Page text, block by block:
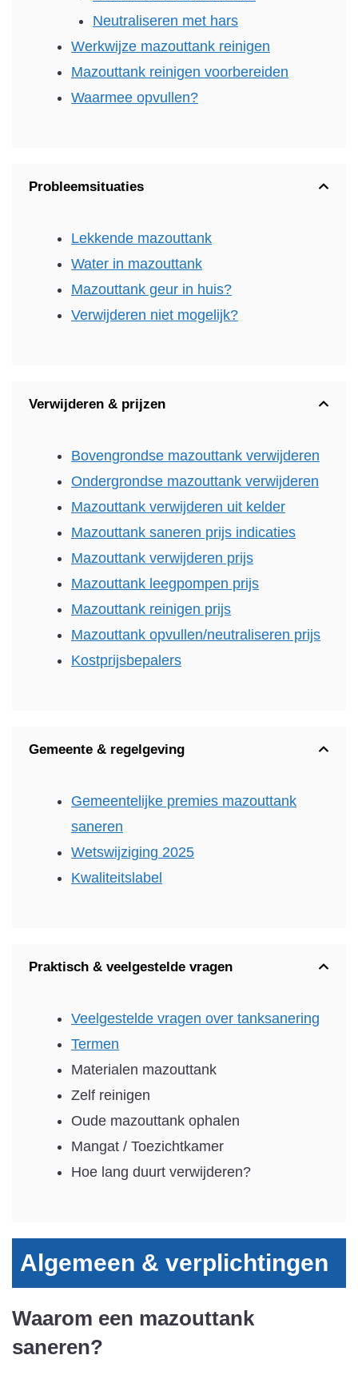
Neutraliseren met hars
Werkwijze mazouttank reinigen
Mazouttank reinigen voorbereiden
Waarmee opvullen?
Probleemsituaties
Lekkende mazouttank
Water in mazouttank
Mazouttank geur in huis?
Verwijderen niet mogelijk?
Verwijderen & prijzen
Bovengrondse mazouttank verwijderen
Ondergrondse mazouttank verwijderen
Mazouttank verwijderen uit kelder
Mazouttank saneren prijs indicaties
Mazouttank verwijderen prijs
Mazouttank leegpompen prijs
Mazouttank reinigen prijs
Mazouttank opvullen/neutraliseren prijs
Kostprijsbepalers
Gemeente & regelgeving
Gemeentelijke premies mazouttank
saneren
Wetswijziging 2025
Kwaliteitslabel
Praktisch & veelgestelde vragen
Veelgestelde vragen over tanksanering
Termen
Materialen mazouttank
Zelf reinigen
Oude mazouttank ophalen
Mangat / Toezichtkamer
Hoe lang duurt verwijderen?
Algemeen & verplichtingen
Waarom een mazouttank
saneren?